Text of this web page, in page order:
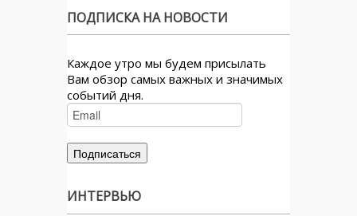
ПОДПИСКА НА НОВОСТИ
Каждое утро мы будем присылать
Вам обзор самых важных и значимых
событий дня.
ИНТЕРВЬЮ